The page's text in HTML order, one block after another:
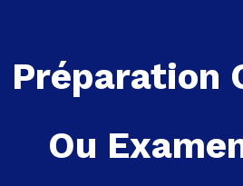
Préparation
Ou